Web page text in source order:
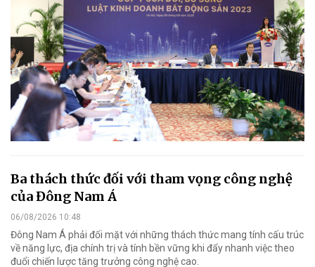
Ba thách thức đối với tham vọng công nghệ
của Đông Nam Á
06/08/2026 10:48
Đông Nam Á phải đối mặt với những thách thức mang tính cấu trúc
về năng lực, địa chính trị và tính bền vững khi đẩy nhanh việc theo
đuổi chiến lược tăng trưởng công nghệ cao.